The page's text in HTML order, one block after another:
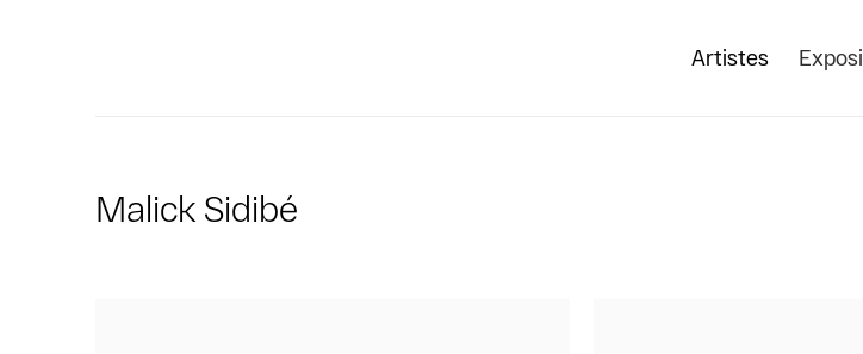
Artistes
Malick Sidibé